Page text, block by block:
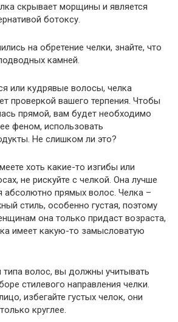
скрывает морщины и является
ботоксу.
на обретение челки, знайте, что
камней.
или кудрявые волосы, челка
проверкой вашего терпения. Чтобы
прямой, вам будет необходимо
феном, использовать
Не слишком ли это?
хоть какие-то изгибы или
не рискуйте с челкой. Она лучше
абсолютно прямых волос. Челка –
стиль, особенно густая, поэтому
она только придаст возраста,
имеет какую-то замысловатую
волос, вы должны учитывать
стилевого направления челки.
избегайте густых челок, они
круглее.